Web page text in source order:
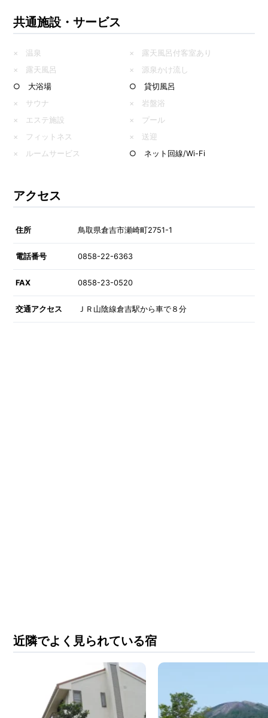
共通施設・サービス
× 温泉
× 露天風呂付客室あり
× 露天風呂
× 源泉かけ流し
○ 大浴場
○ 貸切風呂
× サウナ
× 岩盤浴
× エステ施設
× プール
× フィットネス
× 送迎
× ルームサービス
○ ネット回線/Wi-Fi
アクセス
住所 鳥取県倉吉市瀬崎町2751-1
電話番号 0858-22-6363
FAX 0858-23-0520
交通アクセス ＪＲ山陰線倉吉駅から車で８分
近隣でよく見られている宿